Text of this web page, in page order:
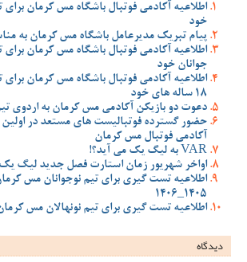
اطلاعیه آکادمی فوتبال باشگاه مس کرمان
خود
پیام تبریک مدیرعامل باشگاه مس کرمان به
اطلاعیه آکادمی فوتبال باشگاه مس کرمان
جوانان خود
اطلاعیه آکادمی فوتبال باشگاه مس کرمان
18 ساله های خود
دعوت دو بازیکن آکادمی مس کرمان به اردوی
حضور گسترده فوتبالیست های مستعد در
آکادمی فوتبال مس کرمان
VAR به لیگ یک می آید؟!
اواخر شهریور زمان استارت فصل جدید لیگ یک
اطلاعیه تست گیری برای تیم نوجوانان مس
1405_1406
اطلاعیه تست گیری برای تیم نونهالان مس کرمان در
دیدگاه